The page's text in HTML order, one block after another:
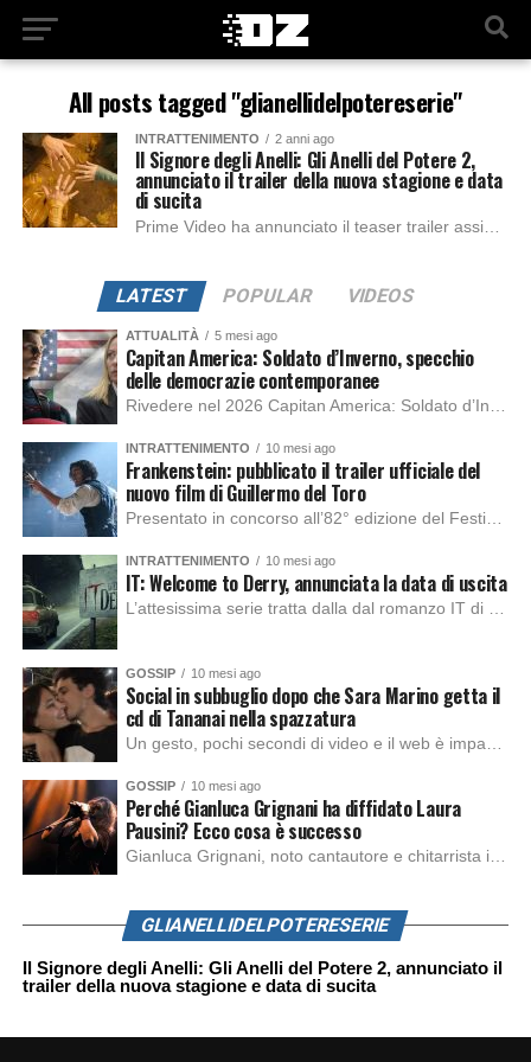
All posts tagged "glianellidelpotereserie"
INTRATTENIMENTO 2 anni ago
Il Signore degli Anelli: Gli Anelli del Potere 2,
annunciato il trailer della nuova stagione e data
di sucita
LATEST POPULAR VIDEOS
ATTUALITÀ 5 mesi ago
Capitan America: Soldato d’Inverno, specchio
delle democrazie contemporanee
INTRATTENIMENTO 10 mesi ago
Frankenstein: pubblicato il trailer ufficiale del
nuovo film di Guillermo del Toro
INTRATTENIMENTO 10 mesi ago
IT: Welcome to Derry, annunciata la data di uscita
GOSSIP 10 mesi ago
Social in subbuglio dopo che Sara Marino getta il
cd di Tananai nella spazzatura
GOSSIP 10 mesi ago
Perché Gianluca Grignani ha diffidato Laura
Pausini? Ecco cosa è successo
GLIANELLIDELPOTERESERIE
Il Signore degli Anelli: Gli Anelli del Potere 2, annunciato il
trailer della nuova stagione e data di sucita